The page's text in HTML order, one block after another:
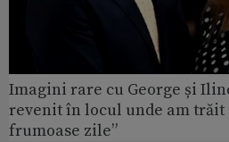
Imagini rare cu George și
revenit în locul unde am
frumoase zile”